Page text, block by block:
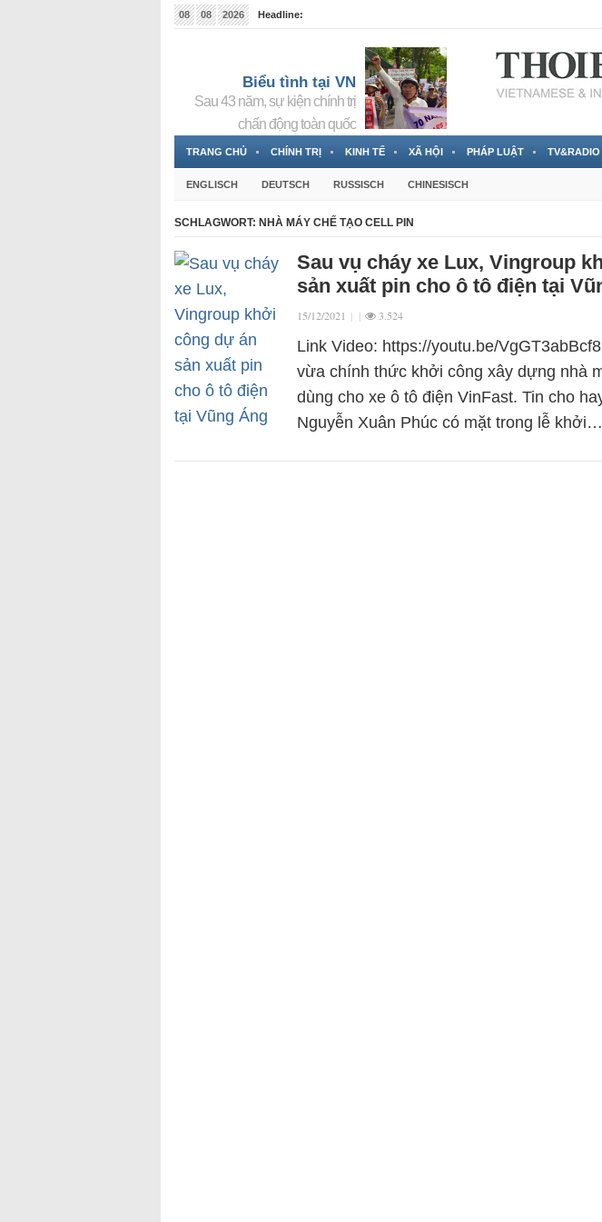
08 08 2026
Headline:
Biểu tình tại VN
Sau 43 năm, sự kiện chính trị
chấn động toàn quốc
TRANG CHỦ CHÍNH TRỊ KINH TẾ XÃ HỘI PHÁP LUẬT TV&RADIO
ENGLISCH DEUTSCH RUSSISCH CHINESISCH
SCHLAGWORT: NHÀ MÁY CHẾ TẠO CELL PIN
Sau vụ cháy xe Lux, Vingroup
sản xuất pin cho ô tô điện tại
15/12/2021 | | 3.524
Link Video: https://youtu.be/
vừa chính thức khởi công xây dựng nhà
dùng cho xe ô tô điện VinFast. Tin cho
Nguyễn Xuân Phúc có mặt trong lễ khởi…